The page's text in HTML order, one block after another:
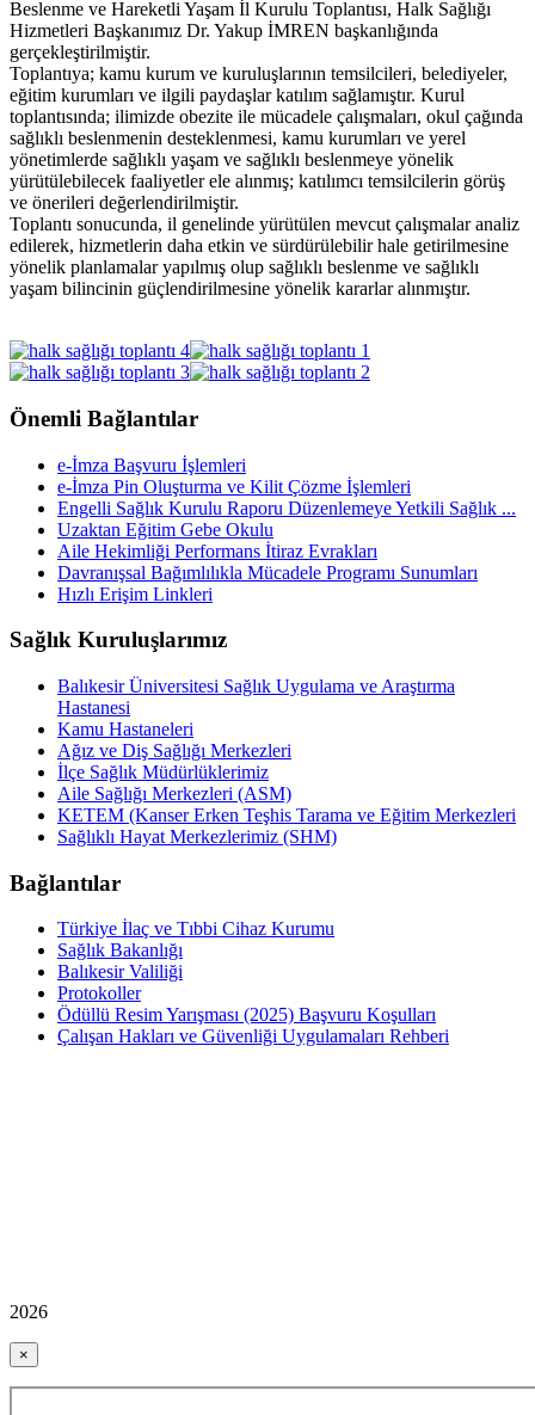
Beslenme ve Hareketli Yaşam İl Kurulu Toplantısı, Halk Sağlığı
Hizmetleri Başkanımız Dr. Yakup İMREN başkanlığında
gerçekleştirilmiştir.
Toplantıya; kamu kurum ve kuruluşlarının temsilcileri, belediyeler,
eğitim kurumları ve ilgili paydaşlar katılım sağlamıştır. Kurul
toplantısında; ilimizde obezite ile mücadele çalışmaları, okul çağında
sağlıklı beslenmenin desteklenmesi, kamu kurumları ve yerel
yönetimlerde sağlıklı yaşam ve sağlıklı beslenmeye yönelik
yürütülebilecek faaliyetler ele alınmış; katılımcı temsilcilerin görüş
ve önerileri değerlendirilmiştir.
Toplantı sonucunda, il genelinde yürütülen mevcut çalışmalar analiz
edilerek, hizmetlerin daha etkin ve sürdürülebilir hale getirilmesine
yönelik planlamalar yapılmış olup sağlıklı beslenme ve sağlıklı
yaşam bilincinin güçlendirilmesine yönelik kararlar alınmıştır.
Önemli Bağlantılar
e-İmza Başvuru İşlemleri
e-İmza Pin Oluşturma ve Kilit Çözme İşlemleri
Engelli Sağlık Kurulu Raporu Düzenlemeye Yetkili Sağlık ...
Uzaktan Eğitim Gebe Okulu
Aile Hekimliği Performans İtiraz Evrakları
Davranışsal Bağımlılıkla Mücadele Programı Sunumları
Hızlı Erişim Linkleri
Sağlık Kuruluşlarımız
Balıkesir Üniversitesi Sağlık Uygulama ve Araştırma
Hastanesi
Kamu Hastaneleri
Ağız ve Diş Sağlığı Merkezleri
İlçe Sağlık Müdürlüklerimiz
Aile Sağlığı Merkezleri (ASM)
KETEM (Kanser Erken Teşhis Tarama ve Eğitim Merkezleri
Sağlıklı Hayat Merkezlerimiz (SHM)
Bağlantılar
Türkiye İlaç ve Tıbbi Cihaz Kurumu
Sağlık Bakanlığı
Balıkesir Valiliği
Protokoller
Ödüllü Resim Yarışması (2025) Başvuru Koşulları
Çalışan Hakları ve Güvenliği Uygulamaları Rehberi
2026
×